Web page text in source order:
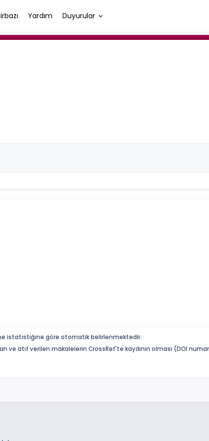
Yardım Duyurular
istatistiğine göre otomatik belirlenmektedir.
atıf verilen makalelerin CrossRef'te kaydının olması (DOI